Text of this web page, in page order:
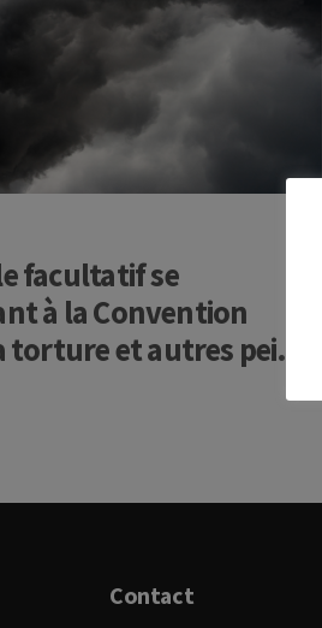
facultatif se
à la Convention
et autres peines
Contact